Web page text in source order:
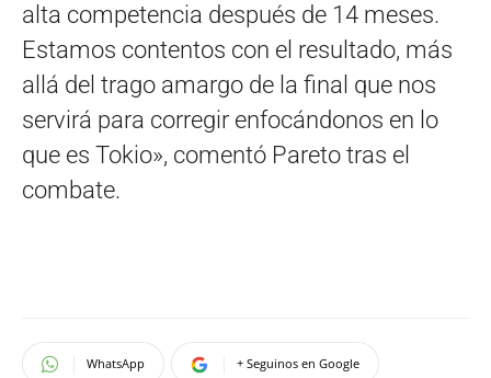
alta competencia después de 14 meses.
Estamos contentos con el resultado, más
allá del trago amargo de la final que nos
servirá para corregir enfocándonos en lo
que es Tokio», comentó Pareto tras el
combate.
WhatsApp + Seguinos en Google